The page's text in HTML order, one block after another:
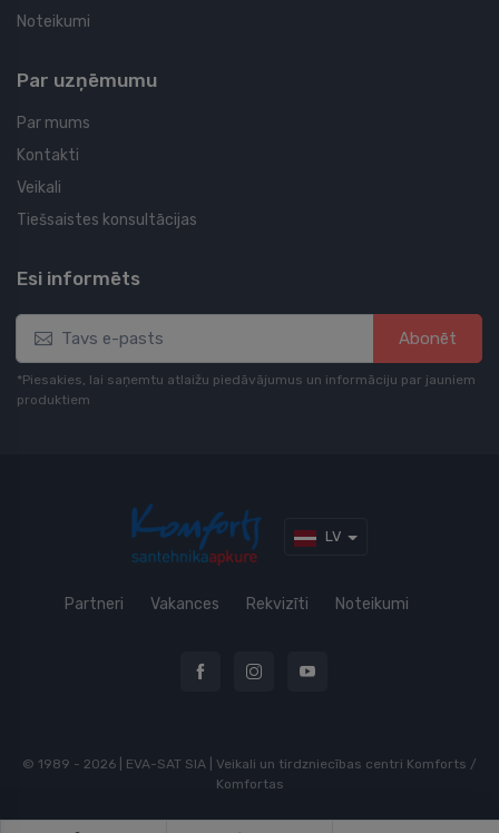
Noteikumi
Par uzņēmumu
Par mums
Kontakti
Veikali
Tiešsaistes konsultācijas
Esi informēts
Abonēt
*Piesakies, lai saņemtu atlaižu piedāvājumus un informāciju par jauniem
produktiem
LV
Partneri Vakances Rekvizīti Noteikumi
© 1989 - 2026 | EVA-SAT SIA | Veikali un tirdzniecības centri Komforts /
Komfortas